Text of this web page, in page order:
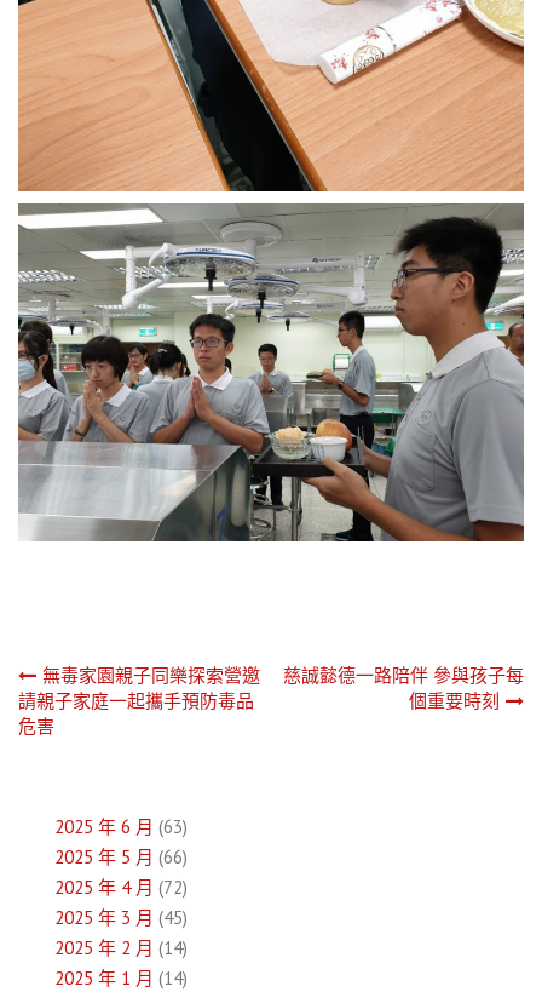
文
章
覽
無毒家園親子同樂探索營邀
請親子家庭一起攜手預防毒品
危害
慈誠懿德一路陪伴 參與孩子每
個重要時刻
2025 年 6 月 (63)
2025 年 5 月 (66)
2025 年 4 月 (72)
2025 年 3 月 (45)
2025 年 2 月 (14)
2025 年 1 月 (14)